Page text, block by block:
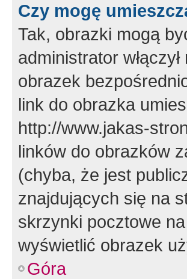
Czy mogę
Tak, obrazki mogą
administrator
obrazek
link do obrazka
http://www.jakas-
linków do obrazków
(chyba, że jest
znajdujących się na
skrzynki pocztowe
wyświetlić obrazek
Góra